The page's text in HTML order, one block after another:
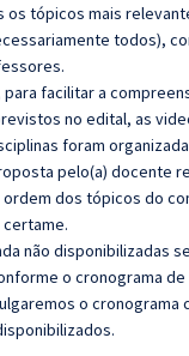
os tópicos mais
todos),
facilitar a
no edital, as
foram
pelo(a) docente
dos tópicos do
não disponibilizadas
o cronograma de
o cronograma